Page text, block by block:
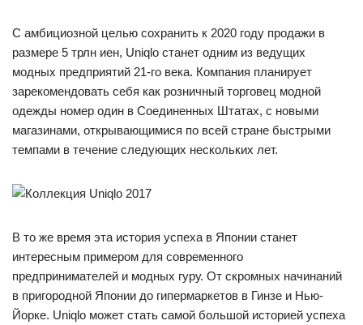
С амбициозной целью сохранить к 2020 году продажи в
размере 5 трлн иен, Uniqlo станет одним из ведущих
модных предприятий 21-го века. Компания планирует
зарекомендовать себя как розничный торговец модной
одежды номер один в Соединенных Штатах, с новыми
магазинами, открывающимися по всей стране быстрыми
темпами в течение следующих нескольких лет.
В то же время эта история успеха в Японии станет
интересным примером для современного
предпринимателей и модных гуру. От скромных начинаний
в пригородной Японии до гипермаркетов в Гинзе и Нью-
Йорке. Uniqlo может стать самой большой историей успеха